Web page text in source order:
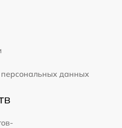
персональных данных